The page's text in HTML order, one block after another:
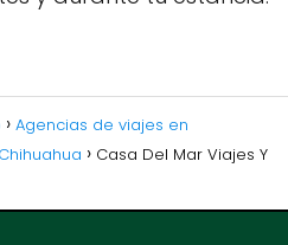
Agencias de viajes en
Casa Del Mar Viajes Y